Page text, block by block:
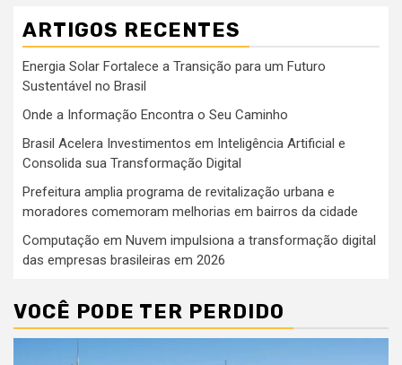
ARTIGOS RECENTES
Energia Solar Fortalece a Transição para um Futuro
Sustentável no Brasil
Onde a Informação Encontra o Seu Caminho
Brasil Acelera Investimentos em Inteligência Artificial e
Consolida sua Transformação Digital
Prefeitura amplia programa de revitalização urbana e
moradores comemoram melhorias em bairros da cidade
Computação em Nuvem impulsiona a transformação digital
das empresas brasileiras em 2026
VOCÊ PODE TER PERDIDO